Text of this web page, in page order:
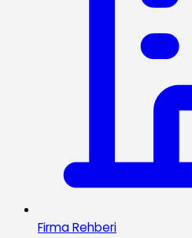
Firma Rehberi